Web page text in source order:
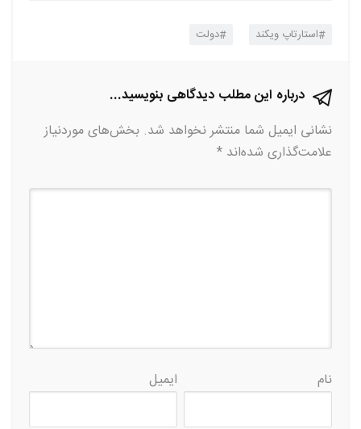
استارتاپ ویکند دولت
درباره این مطلب دیدگاهی بنویسید...
نشانی ایمیل شما منتشر نخواهد شد. بخش‌های موردنیاز
علامت‌گذاری شده‌اند *
نام ایمیل